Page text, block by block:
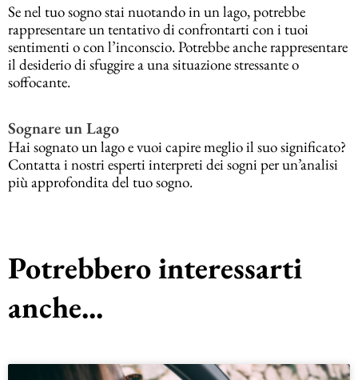
Se nel tuo sogno stai nuotando in un lago, potrebbe
rappresentare un tentativo di confrontarti con i tuoi
sentimenti o con l’inconscio. Potrebbe anche rappresentare
il desiderio di sfuggire a una situazione stressante o
soffocante.
Sognare un Lago
Hai sognato un lago e vuoi capire meglio il suo significato?
Contatta i nostri esperti interpreti dei sogni per un’analisi
più approfondita del tuo sogno.
Potrebbero interessarti
anche...